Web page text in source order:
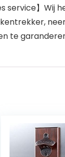
service】Wij
te